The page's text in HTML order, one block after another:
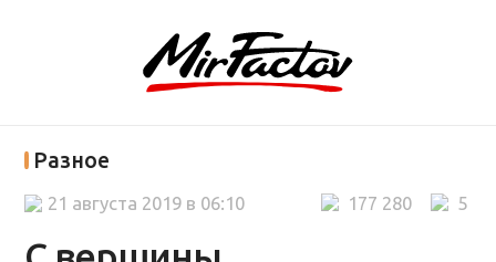
Разное
5
177 280
21 августа 2019 в 06:10